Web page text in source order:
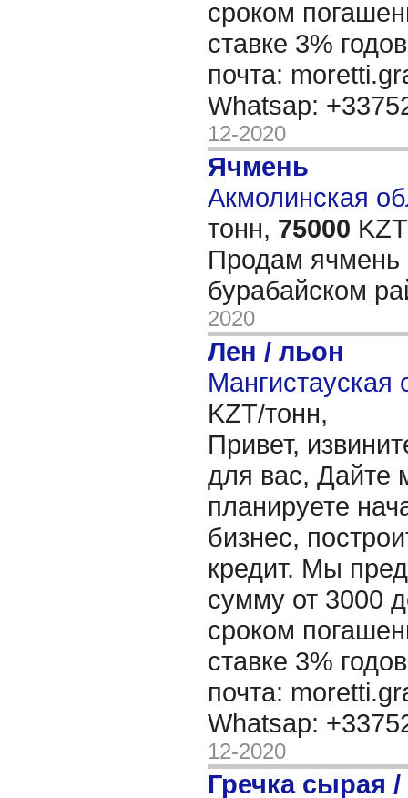
сроком
ставке 3%
почта:
Whatsap:
12-2020
Ячмень
Акмолинская
тонн, 75000
Продам ячмень
бурабайском
2020
Лен / льон
KZT/тонн,
Привет,
для вас, Дайте
планируете
бизнес,
кредит. Мы
сумму от 3000
сроком
ставке 3%
почта:
Whatsap:
12-2020
Гречка сырая /